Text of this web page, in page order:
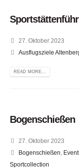
27. Oktober 2023
Ausflugsziele
READ MORE...
Bogenschießen
27. Oktober 2023
Bogenschießen
Sportcollection